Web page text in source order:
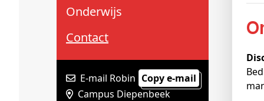
Onderwijs
Contact
E-mail Robin
Copy e-mail
Campus Diepenbeek